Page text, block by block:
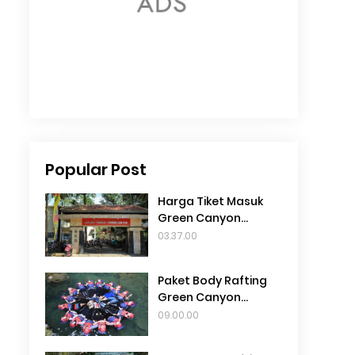
Popular Post
Harga Tiket Masuk
Green Canyon
Pangandaran 2024
03.37.00
Paket Body Rafting
Green Canyon
Pangandaran 2025
09.00.00